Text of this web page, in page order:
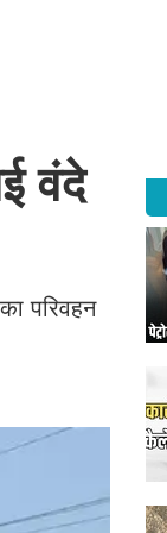
वंदे
परिवहन